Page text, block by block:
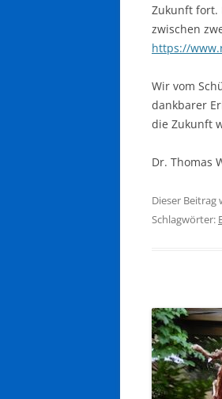
Zukunft fort.
zwischen
https://
Wir vom
dankbarer
die Zukunft
Dr. Thomas
Dieser Beitrag
Schlagwörter: